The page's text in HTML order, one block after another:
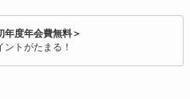
年度年会費無料＞
トがたまる！